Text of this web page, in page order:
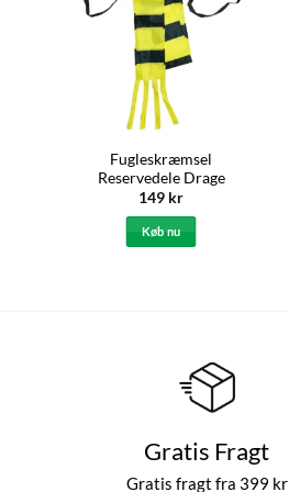
Fugleskræmsel
Reservedele Drage
149 kr
Køb nu
Gratis Fragt
Gratis fragt fra 399 kr